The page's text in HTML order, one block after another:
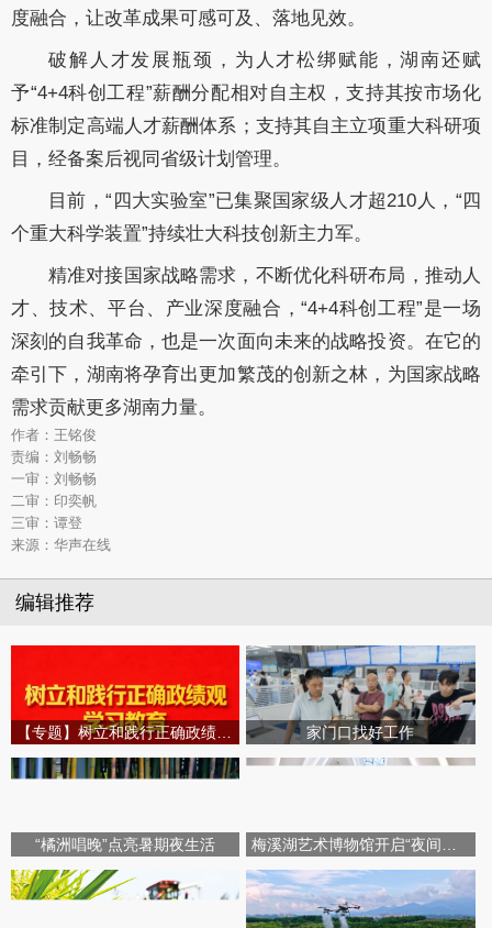
度融合，让改革成果可感可及、落地见效。
破解人才发展瓶颈，为人才松绑赋能，湖南还赋
予“4+4科创工程”薪酬分配相对自主权，支持其按市场化
标准制定高端人才薪酬体系；支持其自主立项重大科研项
目，经备案后视同省级计划管理。
目前，“四大实验室”已集聚国家级人才超210人，“四
个重大科学装置”持续壮大科技创新主力军。
精准对接国家战略需求，不断优化科研布局，推动人
才、技术、平台、产业深度融合，“4+4科创工程”是一场
深刻的自我革命，也是一次面向未来的战略投资。在它的
牵引下，湖南将孕育出更加繁茂的创新之林，为国家战略
需求贡献更多湖南力量。
作者：王铭俊
责编：刘畅畅
一审：刘畅畅
二审：印奕帆
三审：谭登
来源：华声在线
编辑推荐
【专题】树立和践行正确政绩观学习教育 家门口找好工作
“橘洲唱晚”点亮暑期夜生活 梅溪湖艺术博物馆开启“夜间模式”